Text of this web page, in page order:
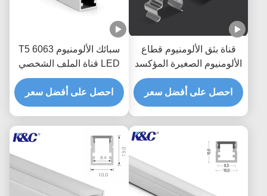
قناة بثق الألومنيوم قطاع
الألومنيوم الصغيرة المؤكسد
احصل على أفضل سعر
سبائك الألومنيوم 6063 T5
LED قناة الملف الشخصي
مع غطاء الناشر PC
احصل على أفضل سعر